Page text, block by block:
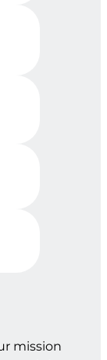
mission